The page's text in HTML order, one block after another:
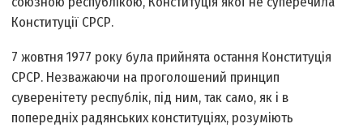
Конституції СРСР.
7 жовтня 1977 року була прийнята остання Конституція
СРСР. Незважаючи на проголошений принцип
суверенітету республік, під ним, так само, як і в
попередніх радянських конституціях, розуміють